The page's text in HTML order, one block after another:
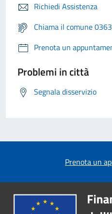
Richiedi Assistenza
Chiama il comune
Prenota un
Problemi in città
Segnala disservizio
Prenota un